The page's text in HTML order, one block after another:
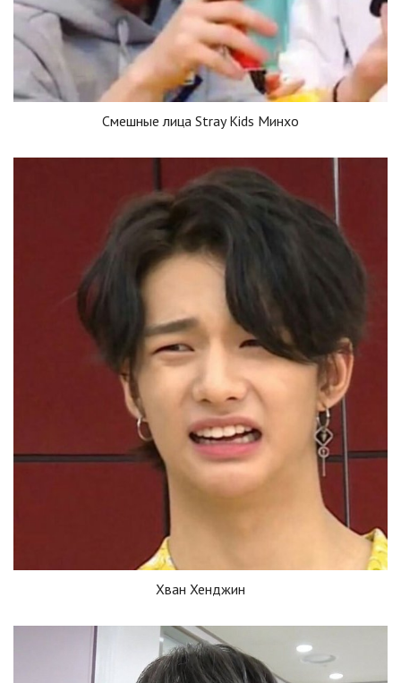
Смешные лица Stray Kids Минхо
Хван Хенджин